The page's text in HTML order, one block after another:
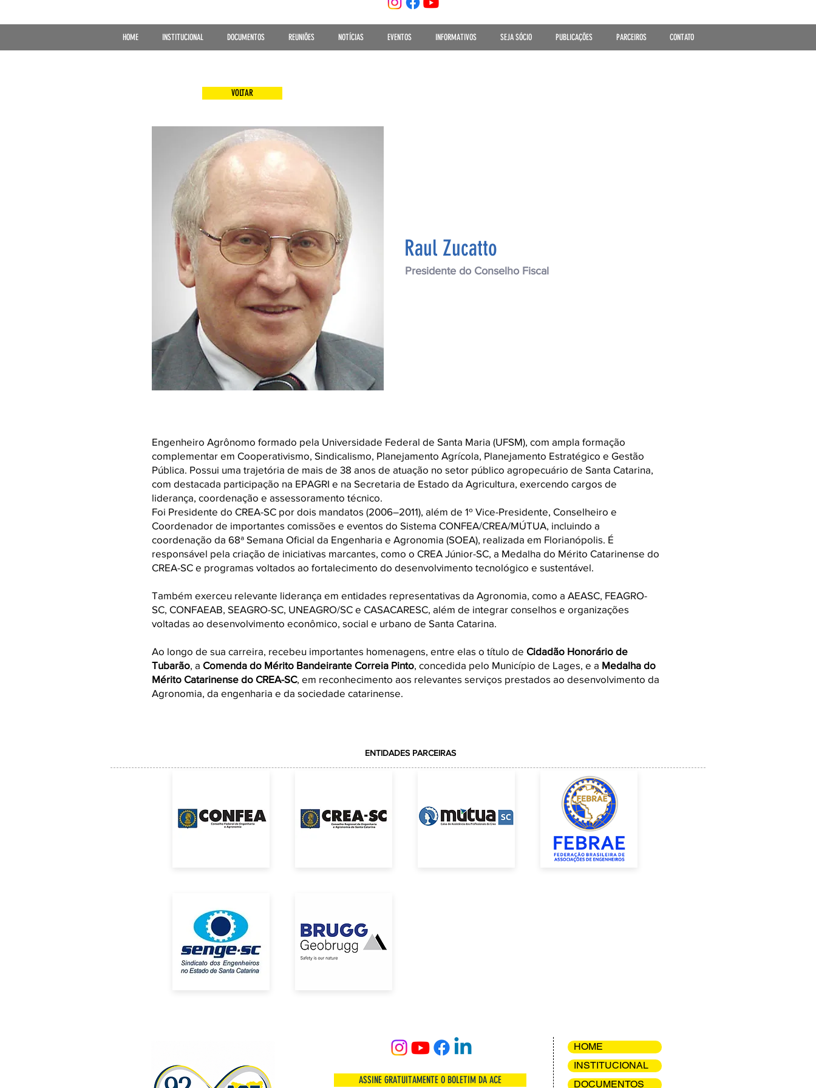
HOME INSTITUCIONAL DOCUMENTOS REUNIÕES NOTÍCIAS EVENTOS INFORMATIVOS SEJA SÓCIO PUBLICAÇÕES PARCEIROS CONTATO
VOLTAR
Raul Zucatto
Presidente do Conselho Fiscal
Engenheiro Agrônomo formado pela Universidade Federal de Santa Maria (UFSM), com ampla formação
complementar em Cooperativismo, Sindicalismo, Planejamento Agrícola, Planejamento Estratégico e Gestão
Pública. Possui uma trajetória de mais de 38 anos de atuação no setor público agropecuário de Santa Catarina,
com destacada participação na EPAGRI e na Secretaria de Estado da Agricultura, exercendo cargos de
liderança, coordenação e assessoramento técnico.
Foi Presidente do CREA-SC por dois mandatos (2006–2011), além de 1º Vice-Presidente, Conselheiro e
Coordenador de importantes comissões e eventos do Sistema CONFEA/CREA/MÚTUA, incluindo a
coordenação da 68ª Semana Oficial da Engenharia e Agronomia (SOEA), realizada em Florianópolis. É
responsável pela criação de iniciativas marcantes, como o CREA Júnior-SC, a Medalha do Mérito Catarinense do
CREA-SC e programas voltados ao fortalecimento do desenvolvimento tecnológico e sustentável.
Também exerceu relevante liderança em entidades representativas da Agronomia, como a AEASC, FEAGRO-
SC, CONFAEAB, SEAGRO-SC, UNEAGRO/SC e CASACARESC, além de integrar conselhos e organizações
voltadas ao desenvolvimento econômico, social e urbano de Santa Catarina.
Ao longo de sua carreira, recebeu importantes homenagens, entre elas o título de Cidadão Honorário de
Tubarão, a Comenda do Mérito Bandeirante Correia Pinto, concedida pelo Município de Lages, e a Medalha do
Mérito Catarinense do CREA-SC, em reconhecimento aos relevantes serviços prestados ao desenvolvimento da
Agronomia, da engenharia e da sociedade catarinense.
ENTIDADES PARCEIRAS
ASSINE GRATUITAMENTE O BOLETIM DA ACE
HOME
INSTITUCIONAL
DOCUMENTOS